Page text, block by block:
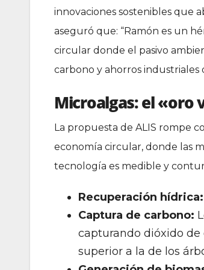
innovaciones sostenibles que
aseguró que: “Ramón es un
circular donde el pasivo
carbono y ahorros industriales
Microalgas: el «oro
La propuesta de ALIS rompe
economía circular, donde las
tecnología es medible y
Recuperación hídrica:
Captura de carbono:
capturando dióxido de
superior a la de los